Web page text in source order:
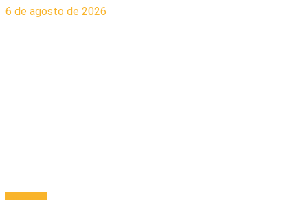
6 de agosto de 2026